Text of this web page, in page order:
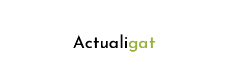
Actualigat